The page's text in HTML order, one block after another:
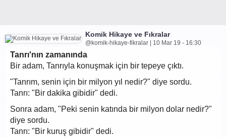
Komik Hikaye ve Fıkralar
@komik-hikaye-fikralar | 10 Mar 19 - 16:30
Tanrı'nın zamanında
Bir adam, Tanrıyla konuşmak için bir tepeye çıktı.
"Tanrım, senin için bir milyon yıl nedir?" diye sordu.
Tanrı: "Bir dakika gibidir" dedi.
Sonra adam, "Peki senin katında bir milyon dolar nedir?"
diye sordu.
Tanrı: "Bir kuruş gibidir" dedi.